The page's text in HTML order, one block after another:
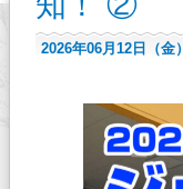
2026年06月12日（金）